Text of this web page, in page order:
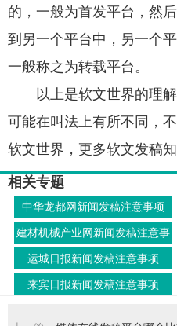
的，一般为首发平台，然
到另一个平台中，另一个
一般称之为转载平台。
以上是软文世界的理解
可能在叫法上有所不同，
软文世界，更多软文发稿知
相关专题
中华龙都网新闻发稿注意事项
建材机械产业网新闻发稿注意事
项
运城日报新闻发稿注意事项
来宾日报新闻发稿注意事项